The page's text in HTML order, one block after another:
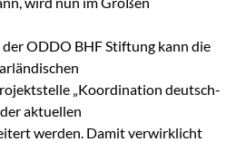
ODDO BHF Stiftung kann die
„Koordination deutsch-
aktuellen
werden. Damit verwirklicht